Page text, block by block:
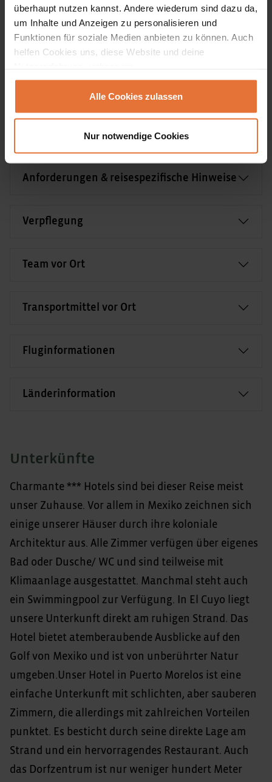
überhaupt nutzen kannst. Andere wiederum sind dazu da,
um Inhalte und Anzeigen zu personalisieren und
Funktionen für soziale Medien anbieten zu können. Auch
helfen Cookies uns, diese Website und deine
Alle Cookies zulassen
Nur notwendige Cookies
Honduras.
Einreisebestimmungen & Impfungen
Anforderungen & reisespezifische Hinweise
Verpflegung
Team vor Ort
Transportmittel vor Ort
Fluginformationen
Länderinformation
Unterkünfte
Charmante *** Hotels sind bei dieser Reise meist
unser Zuhause. Vor allem in Mexiko zeichnen sich
einige unserer Häuser durch ihre koloniale
Architektur aus. Alle Zimmer verfügen über eigenes
Bad oder Dusche/ WC und sind teilweise mit
Klimaanlage ausgestattet. Manchmal steht auch
ein Swimmingpool zur Verfügung. In El Cuyo liegt
unsere Unterkunft direkt am ruhigen Strand. Das
Hotel bietet atemberaubende Ausblicke auf den
Golf von Mexiko und ist von unberührter Natur
umgeben.Unser Hotel in Puerto Morelos ist eine
einfache Unterkunft mit schlichten, aber sauberen
Zimmern, die allerdings mit zahlreichen Vorteilen
punktet. Es besticht durch seine direkte Lage am
Strand und ein hervorragendes Restaurant. Auch
das Dorfzentrum ist nur weniger hundert Meter